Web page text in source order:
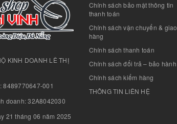
KINH DOANH LÊ THỊ
8489770647-001
doanh: 32A8042030
21 tháng 06 năm 2025
Chính sách bảo mật thông tin
thanh toán
Chính sách vận chuyển & giao
hàng
Chính sách thanh toán
Chính sách đổi trả – bảo hành
Chính sách kiểm hàng
THÔNG TIN LIÊN HỆ